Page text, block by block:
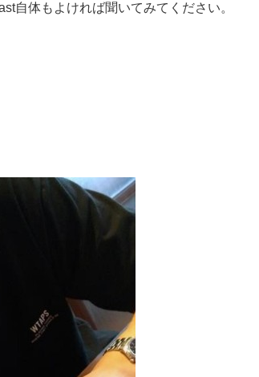
自体もよければ聞いてみてください。